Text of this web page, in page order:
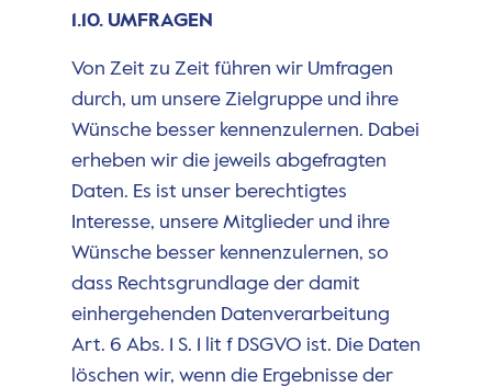
1.10. UMFRAGEN
Von Zeit zu Zeit führen wir Umfragen
durch, um unsere Zielgruppe und ihre
Wünsche besser kennenzulernen. Dabei
erheben wir die jeweils abgefragten
Daten. Es ist unser berechtigtes
Interesse, unsere Mitglieder und ihre
Wünsche besser kennenzulernen, so
dass Rechtsgrundlage der damit
einhergehenden Datenverarbeitung
Art. 6 Abs. 1 S. 1 lit f DSGVO ist. Die Daten
löschen wir, wenn die Ergebnisse der